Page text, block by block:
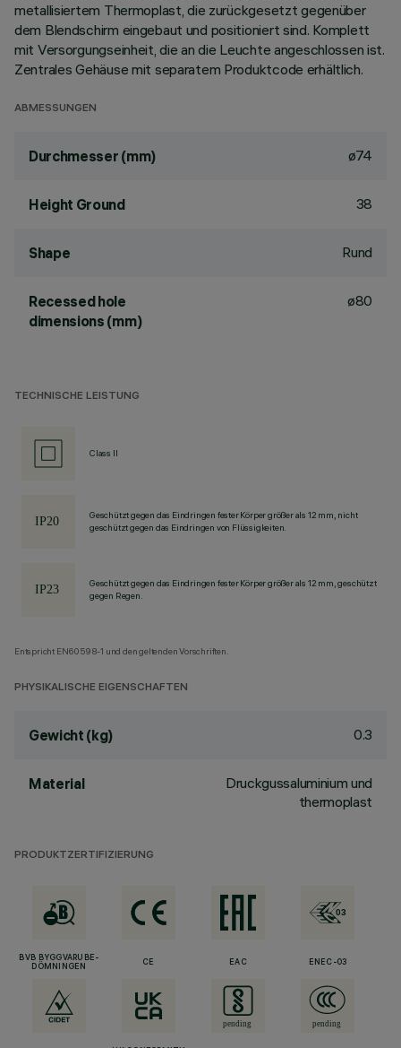
metallisiertem Thermoplast, die zurückgesetzt gegenüber
dem Blendschirm eingebaut und positioniert sind. Komplett
mit Versorgungseinheit, die an die Leuchte angeschlossen ist.
Zentrales Gehäuse mit separatem Produktcode erhältlich.
ABMESSUNGEN
Durchmesser (mm) ø74
Height Ground 38
Shape Rund
Recessed hole
dimensions (mm)
ø80
TECHNISCHE LEISTUNG
Class II
Geschützt gegen das Eindringen fester Körper größer als 12 mm, nicht
geschützt gegen das Eindringen von Flüssigkeiten.
Geschützt gegen das Eindringen fester Körper größer als 12 mm, geschützt
gegen Regen.
Entspricht EN60598-1 und den geltenden Vorschriften.
PHYSIKALISCHE EIGENSCHAFTEN
Gewicht (kg) 0.3
Material
Druckgussaluminium und
thermoplast
PRODUKTZERTIFIZIERUNG
BVB BYGGVARUBE-
DÖMNINGEN
CE EAC ENEC-03